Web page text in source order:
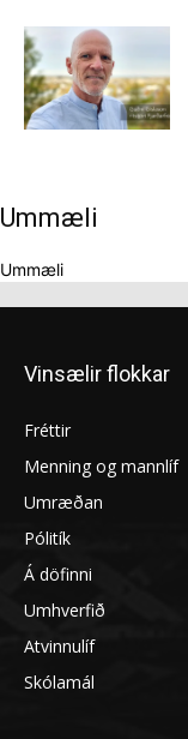
Ummæli
Ummæli
Vinsælir flokkar
Fréttir
Menning og mannlíf
Umræðan
Pólitík
Á döfinni
Umhverfið
Atvinnulíf
Skólamál